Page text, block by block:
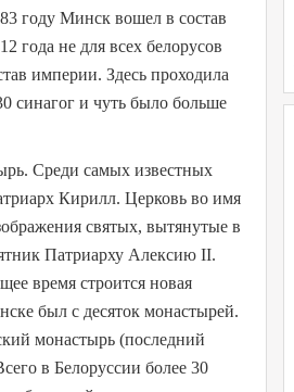
году Минск вошел в состав
не для всех белорусов
империи. Здесь проходила
синагог и чуть было больше
Среди самых известных
Кирилл. Церковь во имя
святых, вытянутые в
Патриарху Алексию II.
время строится новая
был с десяток монастырей.
монастырь (последний
в Белоруссии более 30